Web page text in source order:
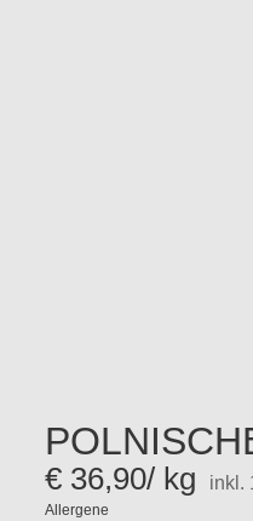
€36,90/ kg inkl.
Allergene